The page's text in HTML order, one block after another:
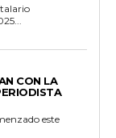
CON LA
este